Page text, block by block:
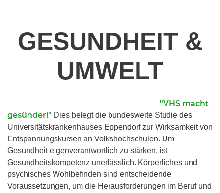
GESUNDHEIT &
UMWELT
"VHS macht
gesünder!" Dies belegt die bundesweite Studie des
Universitätskrankenhauses Eppendorf zur Wirksamkeit von
Entspannungskursen an Volkshochschulen. Um
Gesundheit eigenverantwortlich zu stärken, ist
Gesundheitskompetenz unerlässlich. Körperliches und
psychisches Wohlbefinden sind entscheidende
Voraussetzungen, um die Herausforderungen im Beruf und